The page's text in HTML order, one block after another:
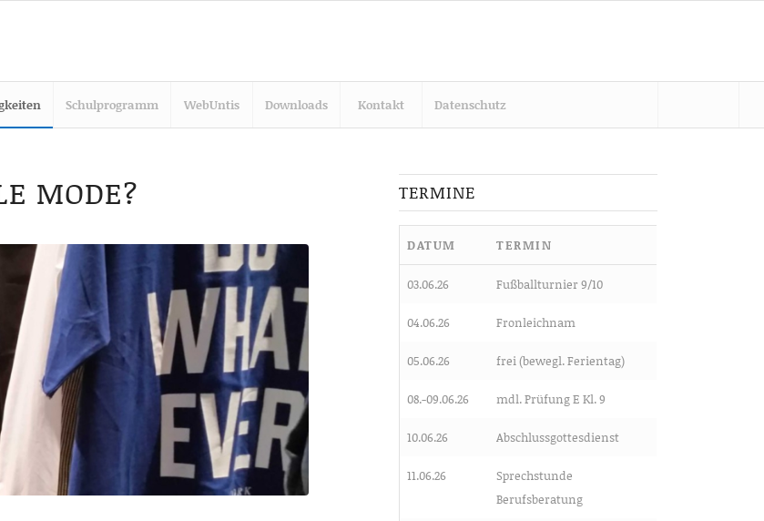
Schulprogramm WebUntis Downloads Kontakt Datenschutz
MODE? TERMINE
DATUM TERMIN
03.06.26 Fußballturnier 9/10
04.06.26 Fronleichnam
05.06.26 frei (bewegl. Ferientag)
08.-09.06.26 mdl. Prüfung E Kl. 9
10.06.26 Abschlussgottesdienst
11.06.26
Sprechstunde
Berufsberatung